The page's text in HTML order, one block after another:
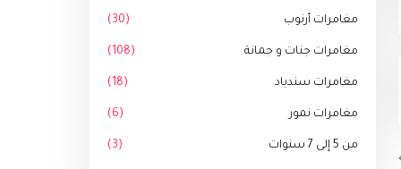
مغامرات أرنوب (30)
مغامرات جنات و جمانة (108)
مغامرات سندباد (18)
مغامرات نمور (6)
من 5 إلى 7 سنوات (3)